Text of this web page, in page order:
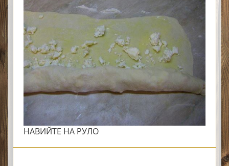
НАВИЙТЕ НА РУЛО